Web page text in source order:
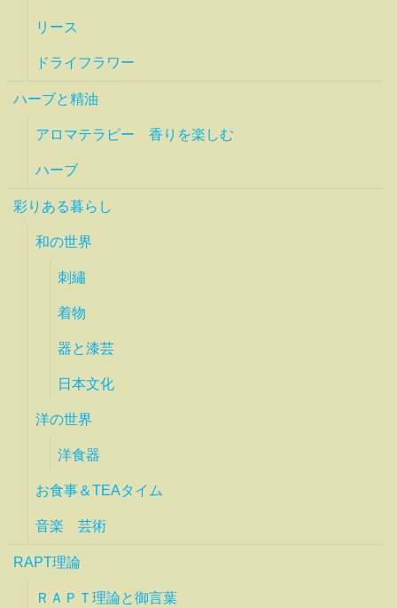
リース
ドライフラワー
ハーブと精油
アロマテラピー 香りを楽しむ
ハーブ
彩りある暮らし
和の世界
刺繡
着物
器と漆芸
日本文化
洋の世界
洋食器
お食事＆TEAタイム
音楽 芸術
RAPT理論
ＲＡＰＴ理論と御言葉